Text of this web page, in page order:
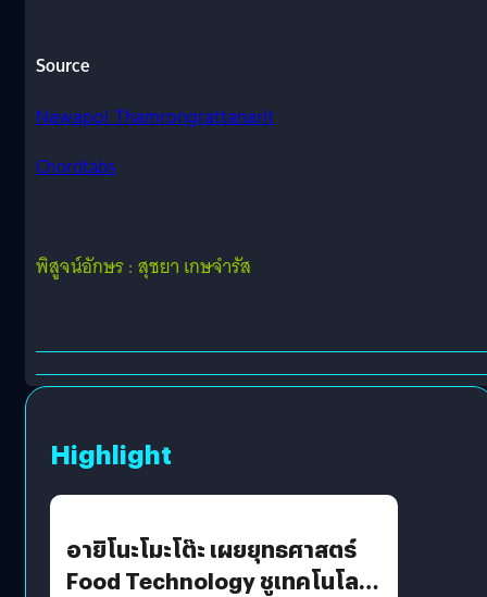
Source
Nawapol Thamrongrattanarit
Chordtabs
พิสูจน์อักษร : สุชยา เกษจำรัส
Highlight
อายิโนะโมะโต๊ะ เผยยุทธศาสตร์
Food Technology ชูเทคโนโลยี